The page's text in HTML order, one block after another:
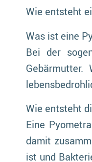
Wie entsteht
Was ist eine
Bei der
Wie entsteht
Eine
damit
ist und